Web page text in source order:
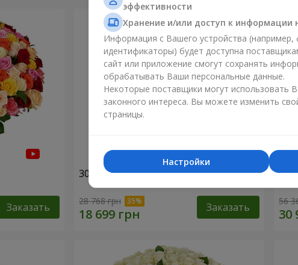
Заказать
301 красная роза
28 768 грн Заказать
501
56
эффективности
Хранение и/или доступ к информации
Информация с Вашего устройства
идентификаторы) будет доступна
сайт или приложение смогут сохранять
обрабатывать Ваши персональные данные.
Некоторые поставщики могут использовать
законного интереса. Вы можете изменить
страницы.
Настройки